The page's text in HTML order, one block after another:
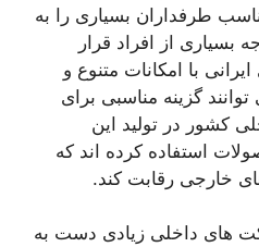
طرفداران بسیاری را به
از افراد قرار
با امکانات متنوع و
گزینه مناسبی برای
کشور در تولید این
استفاده کرده اند که
خارجی رقابت کند.
های داخلی زیادی دست به